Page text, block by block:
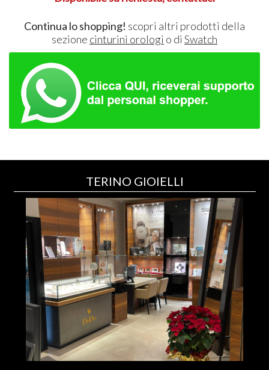
Continua lo shopping! scopri altri prodotti della
sezione cinturini orologi o di Swatch
TERINO GIOIELLI